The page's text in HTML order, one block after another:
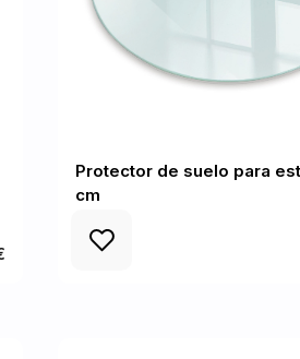
Protector de suelo para
cm